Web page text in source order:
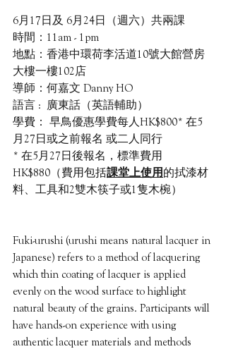
6月17日及 6月24日（週六）共兩課
時間：11am - 1pm
地點：香港中環荷李活道10號大館營房
大樓一樓102店
導師：何嘉文 Danny HO
語言 :  廣東話（英語輔助）
學費：
早鳥優惠學費每人HK$800* 在5
月27日或之前報名 或二人同行
* 在5月27日後報名，標準費用
HK$880 （費用包括課堂上使用 的拭漆材
料、工具和2雙木筷子或1隻木椀）
Fuki-urushi (urushi means natural lacquer in
Japanese) refers to a method of lacquering
which thin coating of lacquer is applied
evenly on the wood surface to highlight
natural beauty of the grains. Participants will
have hands-on experience with using
authentic lacquer materials and methods